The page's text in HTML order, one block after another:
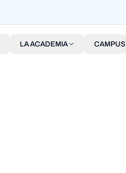
LA ACADEMIA CAMPUS